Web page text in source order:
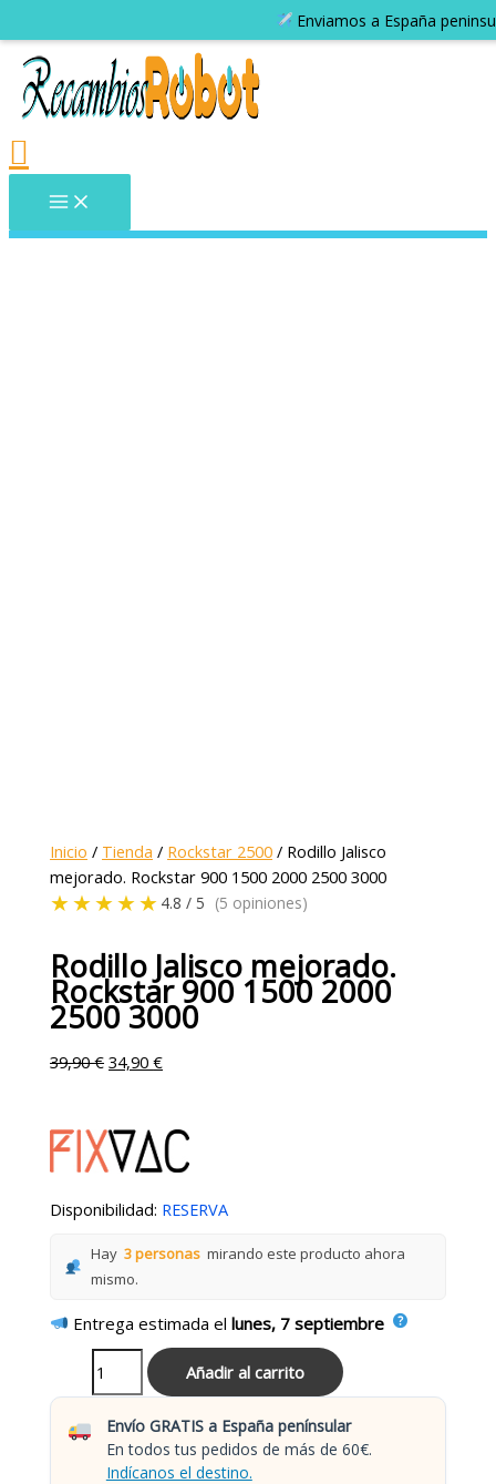
Enviamos a España
Inicio / Tienda / Rockstar 2500 / Rodillo Jalisco
mejorado. Rockstar 900 1500 2000 2500 3000
★★★★★ 4.8 / 5 (5 opiniones)
Rodillo Jalisco mejorado.
Rockstar 900 1500 2000
2500 3000
39,90€ 34,90€
Disponibilidad: RESERVA
Hay 3 personas mirando este producto ahora
mismo.
Entrega estimada ellunes, 7 septiembre
Añadir al carrito
Envío GRATIS a España penínsular
En todos tus pedidos de más de 60€.
Indícanos el destino.